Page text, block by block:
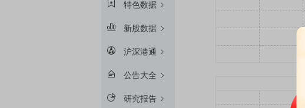
特色数据
新股数据
沪深港通
公告大全
研究报告